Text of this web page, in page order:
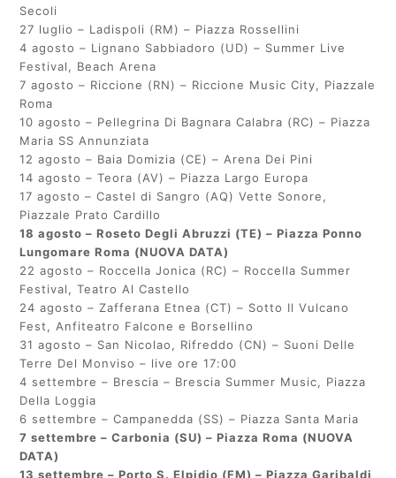
Secoli
27 luglio – Ladispoli (RM) – Piazza Rossellini
4 agosto – Lignano Sabbiadoro (UD) – Summer Live
Festival, Beach Arena
7 agosto – Riccione (RN) – Riccione Music City, Piazzale
Roma
10 agosto – Pellegrina Di Bagnara Calabra (RC) – Piazza
Maria SS Annunziata
12 agosto – Baia Domizia (CE) – Arena Dei Pini
14 agosto – Teora (AV) – Piazza Largo Europa
17 agosto – Castel di Sangro (AQ) Vette Sonore,
Piazzale Prato Cardillo
18 agosto – Roseto Degli Abruzzi (TE) – Piazza Ponno
Lungomare Roma (NUOVA DATA)
22 agosto – Roccella Jonica (RC) – Roccella Summer
Festival, Teatro Al Castello
24 agosto – Zafferana Etnea (CT) – Sotto Il Vulcano
Fest, Anfiteatro Falcone e Borsellino
31 agosto – San Nicolao, Rifreddo (CN) – Suoni Delle
Terre Del Monviso – live ore 17:00
4 settembre – Brescia – Brescia Summer Music, Piazza
Della Loggia
6 settembre – Campanedda (SS) – Piazza Santa Maria
7 settembre – Carbonia (SU) – Piazza Roma (NUOVA
DATA)
13 settembre – Porto S. Elpidio (FM) – Piazza Garibaldi